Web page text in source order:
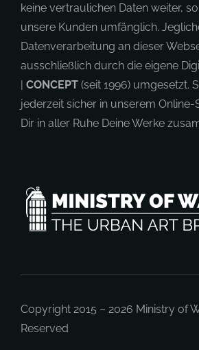
keine vertraulichen Daten weiter,
unsere Kunden umfänglich.
Datenverarbeitung an dieser
ausschließlich durch die eigene
| CONCEPT(seit 1996) umgesetzt.
jederzeit sicher in unserem
Dir in aller Ruhe Deine Werke
Copyright 2015 – 2026 Ministry of
Reserved